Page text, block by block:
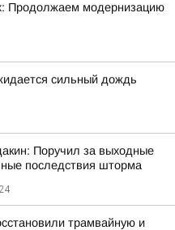
Продолжаем модернизацию
сильный дождь
Поручил за выходные
последствия шторма
трамвайную и